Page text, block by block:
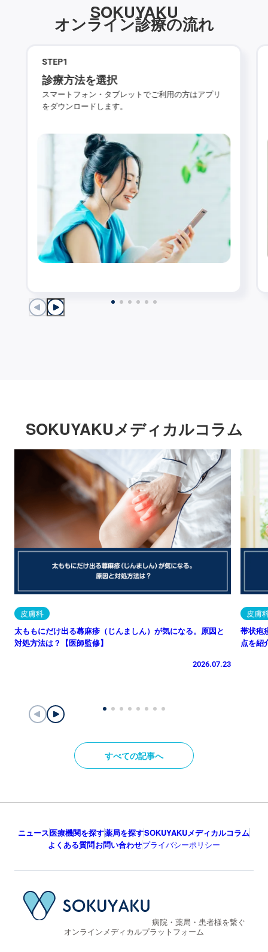
SOKUYAKU
オンライン診療の流れ
STEP1
診療方法を選択
スマートフォン・タブレットでご利用の方はアプリ
をダウンロードします。
SOKUYAKUメディカルコラム
皮膚科
太ももにだけ出る蕁麻疹（じんましん）が気になる。原因と
対処方法は？【医師監修】
2026.07.23
皮膚
帯状疱
点を紹
すべての記事へ
ニュース医療機関を探す薬局を探すSOKUYAKUメディカルコラム
よくある質問お問い合わせプライバシーポリシー
病院・薬局・患者様を繋ぐ
オンラインメディカルプラットフォーム